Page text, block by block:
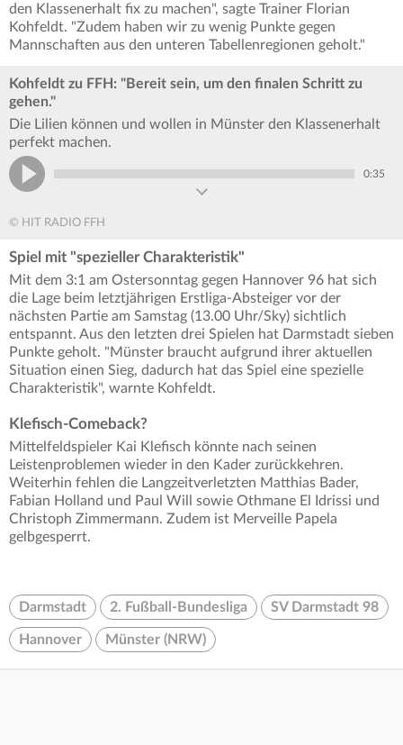
den Klassenerhalt fix zu machen", sagte Trainer Florian
Kohfeldt. "Zudem haben wir zu wenig Punkte gegen
Mannschaften aus den unteren Tabellenregionen geholt."
Kohfeldt zu FFH: "Bereit sein, um den finalen Schritt zu
gehen."
Die Lilien können und wollen in Münster den Klassenerhalt
perfekt machen.
0:35
© HIT RADIO FFH
Spiel mit "spezieller Charakteristik"
Mit dem 3:1 am Ostersonntag gegen Hannover 96 hat sich
die Lage beim letztjährigen Erstliga-Absteiger vor der
nächsten Partie am Samstag (13.00 Uhr/Sky) sichtlich
entspannt. Aus den letzten drei Spielen hat Darmstadt sieben
Punkte geholt. "Münster braucht aufgrund ihrer aktuellen
Situation einen Sieg, dadurch hat das Spiel eine spezielle
Charakteristik", warnte Kohfeldt.
Klefisch-Comeback?
Mittelfeldspieler Kai Klefisch könnte nach seinen
Leistenproblemen wieder in den Kader zurückkehren.
Weiterhin fehlen die Langzeitverletzten Matthias Bader,
Fabian Holland und Paul Will sowie Othmane El Idrissi und
Christoph Zimmermann. Zudem ist Merveille Papela
gelbgesperrt.
Darmstadt 2. Fußball-Bundesliga SV Darmstadt 98
Hannover Münster (NRW)